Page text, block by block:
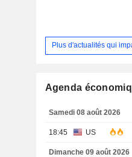
Plus d'actualités qui
Agenda
Samedi 08 août 2026
18:45 US
Dimanche 09 août 2026